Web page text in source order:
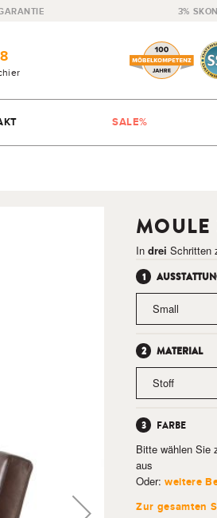
3%
SALE%
MOULE
Indrei Schritten
MATERIAL
FARBE
Bitte wählen Sie
aus
Oder: weitere
Zur gesamten